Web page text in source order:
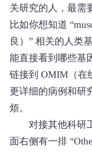
关研究的人，最需
比如你想知道
良）” 相关的人类
能直接看到哪些基
链接到 OMIM（在
更详细的病例和研
烦。
对接其他科研
面右侧有一排